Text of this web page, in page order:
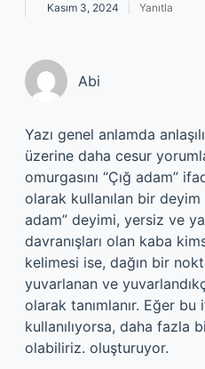
Kasım 3, 2024 Yanıtla
Abi
Yazı genel anlamda
üzerine daha cesur
omurgasını “Çığ adam”
olarak kullanılan bir
adam” deyimi, yersiz ve
davranışları olan kaba
kelimesi ise, dağın bir
yuvarlanan ve
olarak tanımlanır. Eğer
kullanılıyorsa, daha fazla
olabiliriz. oluşturuyor.